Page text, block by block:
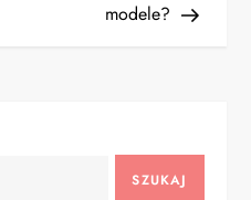
modele?
SZUKAJ